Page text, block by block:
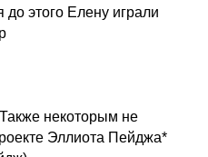
до этого Елену играли
некоторым не
Эллиота Пейджа*